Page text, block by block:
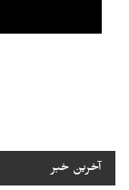
آخرین خبر